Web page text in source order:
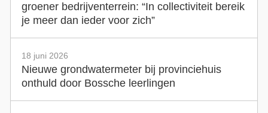
groener bedrijventerrein: “In collectiviteit bereik
je meer dan ieder voor zich”
18 juni 2026
Nieuwe grondwatermeter bij provinciehuis
onthuld door Bossche leerlingen